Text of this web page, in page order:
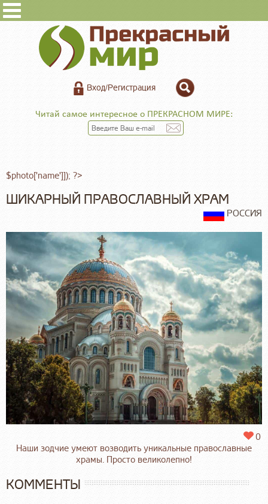
Вход/Регистрация
Читай самое интересное о ПРЕКРАСНОМ МИРЕ:
$photo['name']]); ?>
ШИКАРНЫЙ ПРАВОСЛАВНЫЙ ХРАМ
РОССИЯ
0
Наши зодчие умеют возводить уникальные православные
храмы. Просто великолепно!
КОММЕНТЫ